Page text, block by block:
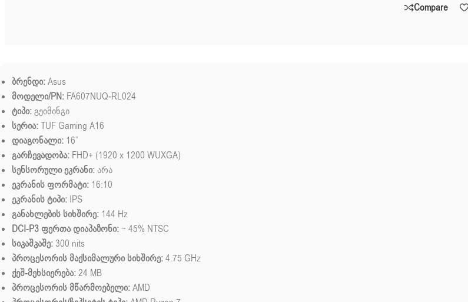
Compare
ბრენდი:Asus
მოდელი/PN: FA607NUQ-RL024
ტიპი:გეიმინგი
სერია:TUF Gaming A16
დიაგონალი: 16”
გარჩევადობა: FHD+ (1920 x 1200 WUXGA)
სენსორული ეკრანი:არა
ეკრანის ფორმატი: 16:10
ეკრანის ტიპი: IPS
განახლების სიხშირე: 144 Hz
DCI-P3 ფერთა დიაპაზონი:~ 45% NTSC
სიკაშკაშე: 300 nits
პროცესორის მაქსიმალური სიხშირე:4.75 GHz
ქეშ-მეხსიერება:24 MB
პროცესორის მწარმოებელი:AMD